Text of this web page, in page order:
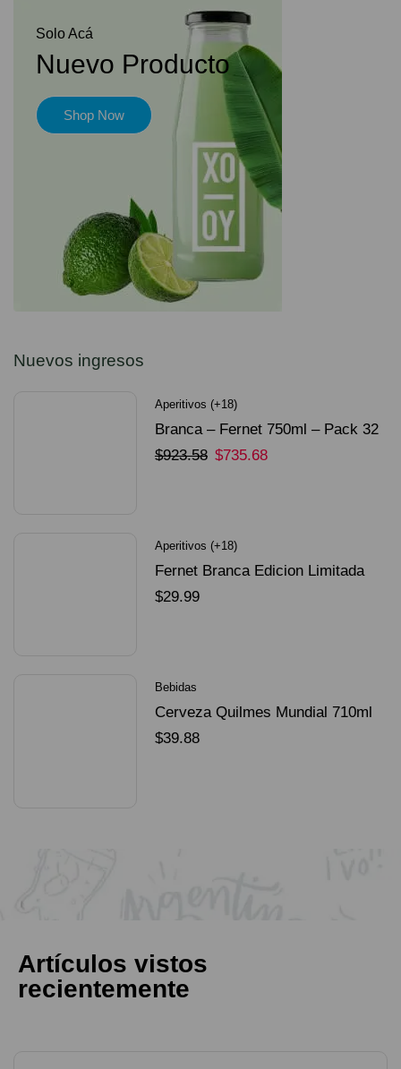
Solo Acá
Nuevo Producto
Shop Now
Nuevos ingresos
Aperitivos (+18)
Branca – Fernet 750ml – Pack 32
Unidades
$923.58 $735.68
Aperitivos (+18)
Fernet Branca Edicion Limitada
Dorado Mundial
$29.99
Bebidas
Cerveza Quilmes Mundial 710ml
packX4
$39.88
Artículos vistos
recientemente